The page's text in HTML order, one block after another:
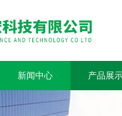
新闻中心 产品展